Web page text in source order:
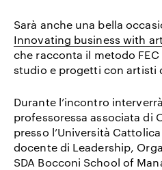
Sarà anche una bella
Innovating business with art
che racconta il metodo
studio e progetti con artisti
Durante l’incontro
professoressa associata di
presso l’Università
docente di Leadership,
SDA Bocconi School of